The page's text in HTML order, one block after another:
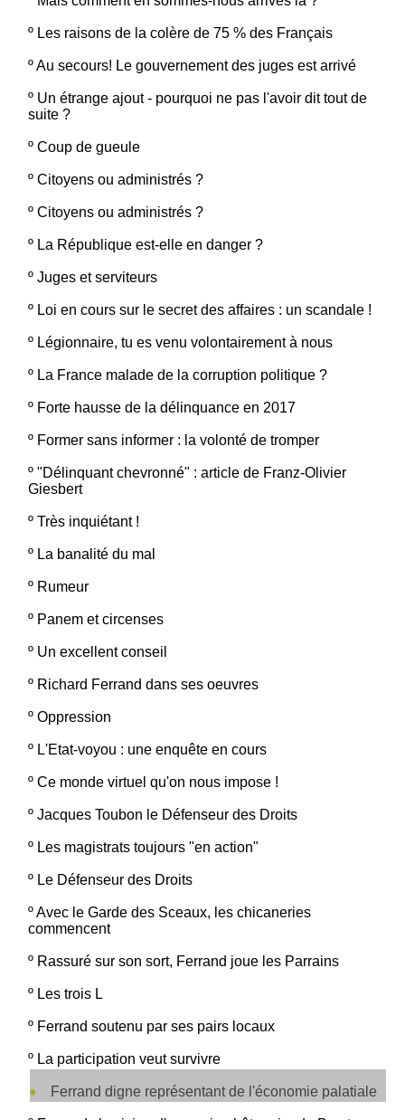
º Les raisons de la colère de 75 % des Français
ºAu secours! Le gouvernement des juges est arrivé
º Un étrange ajout - pourquoi ne pas l'avoir dit tout de
suite ?
º Coup de gueule
º Citoyens ou administrés ?
º Citoyens ou administrés ?
º La République est-elle en danger ?
º Juges et serviteurs
º Loi en cours sur le secret des affaires : un scandale !
º Légionnaire, tu es venu volontairement à nous
º La France malade de la corruption politique ?
º Forte hausse de la délinquance en 2017
º Former sans informer : la volonté de tromper
º "Délinquant chevronné" : article de Franz-Olivier
Giesbert
º Très inquiétant !
º La banalité du mal
º Rumeur
º Panem et circenses
º Un excellent conseil
º Richard Ferrand dans ses oeuvres
º Oppression
º L'Etat-voyou : une enquête en cours
º Ce monde virtuel qu'on nous impose !
º Jacques Toubon le Défenseur des Droits
º Les magistrats toujours "en action"
º Le Défenseur des Droits
ºAvec le Garde des Sceaux, les chicaneries
commencent
º Rassuré sur son sort, Ferrand joue les Parrains
º Les trois L
º Ferrand soutenu par ses pairs locaux
º La participation veut survivre
Ferrand digne représentant de l'économie palatiale